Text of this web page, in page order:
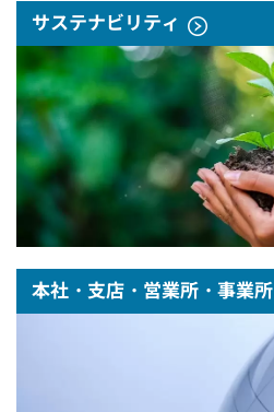
サステナビリティ
本社・支店・営業所・事業所